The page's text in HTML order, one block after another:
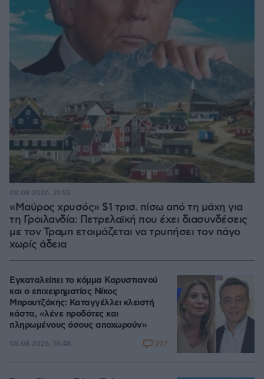
«Μαύρος χρυσός» $1 τρισ. πίσω από τη μάχη για
τη Γροιλανδία: Πετρελαϊκή που έχει διασυνδέσεις
με τον Τραμπ ετοιμάζεται να τρυπήσει τον πάγο
χωρίς άδεια
08.08.2026, 21:02
Εγκαταλείπει το κόμμα Καρυστιανού
και ο επιχειρηματίας Νίκος
Μπρουτζάκης: Καταγγέλλει κλειστή
κάστα, «λένε προδότες και
πληρωμένους όσους αποχωρούν»
08.08.2026, 18:48 207